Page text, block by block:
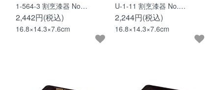
1-564-3 割烹漆器 No…
2,442円(税込)
16.8×14.3×7.6cm
U-1-11 割烹漆器 No.…
2,244円(税込)
16.8×14.3×7.6cm